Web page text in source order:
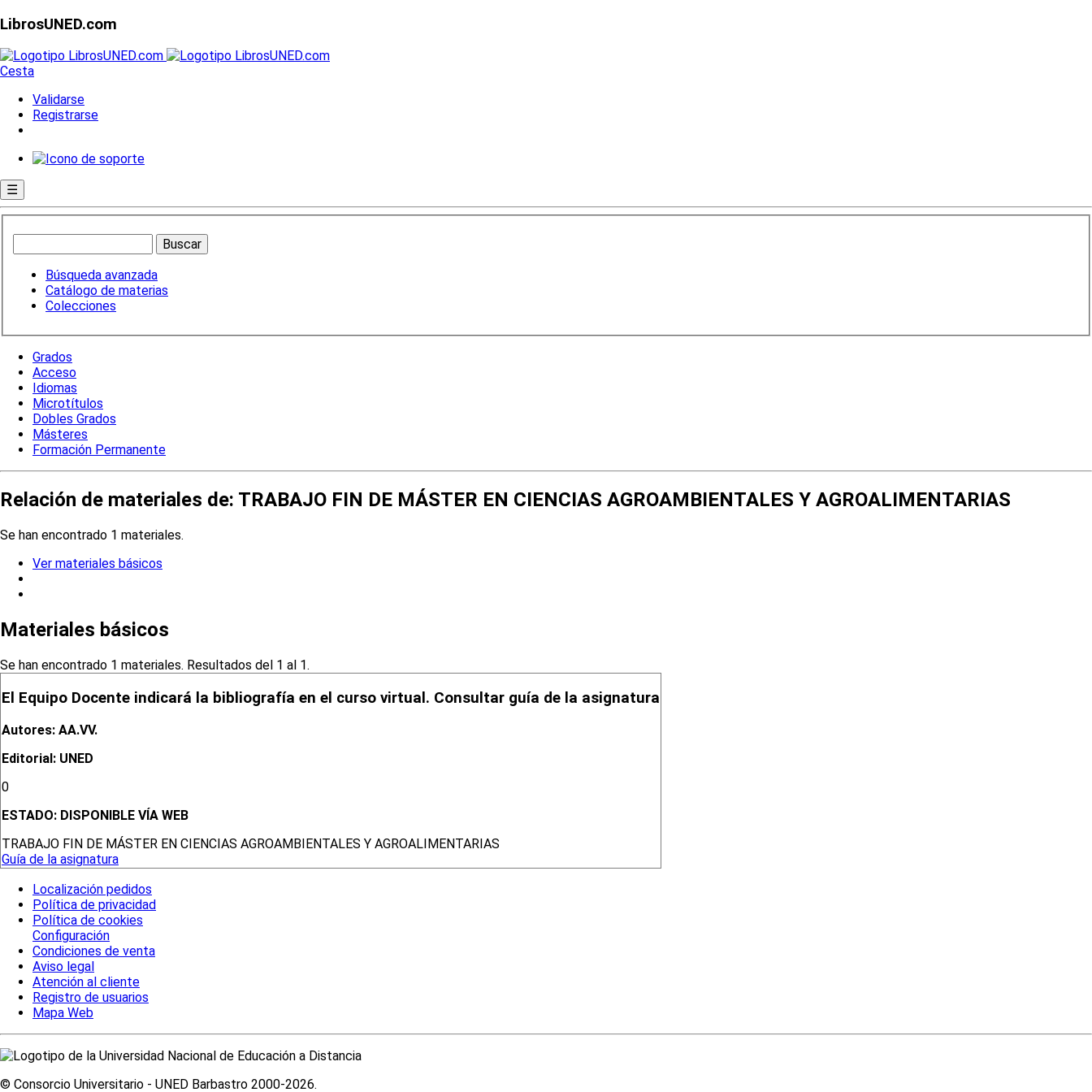
LibrosUNED.com
Cesta
Validarse
Registrarse
☰
Búsqueda avanzada
Catálogo de materias
Colecciones
Grados
Acceso
Idiomas
Microtítulos
Dobles Grados
Másteres
Formación Permanente
Relación de materiales de: TRABAJO FIN DE MÁSTER EN CIENCIAS AGROAMBIENTALES Y AGROALIMENTARIAS
Se han encontrado 1 materiales.
Ver materiales básicos
Materiales básicos
Se han encontrado 1 materiales. Resultados del 1 al 1.
El Equipo Docente indicará la bibliografía en el curso virtual. Consultar guía de la asignatura
Autores: AA.VV.
Editorial: UNED
0
ESTADO: DISPONIBLE VÍA WEB
TRABAJO FIN DE MÁSTER EN CIENCIAS AGROAMBIENTALES Y AGROALIMENTARIAS
Guía de la asignatura
Localización pedidos
Política de privacidad
Política de cookies
Configuración
Condiciones de venta
Aviso legal
Atención al cliente
Registro de usuarios
Mapa Web
© Consorcio Universitario - UNED Barbastro 2000-2026.